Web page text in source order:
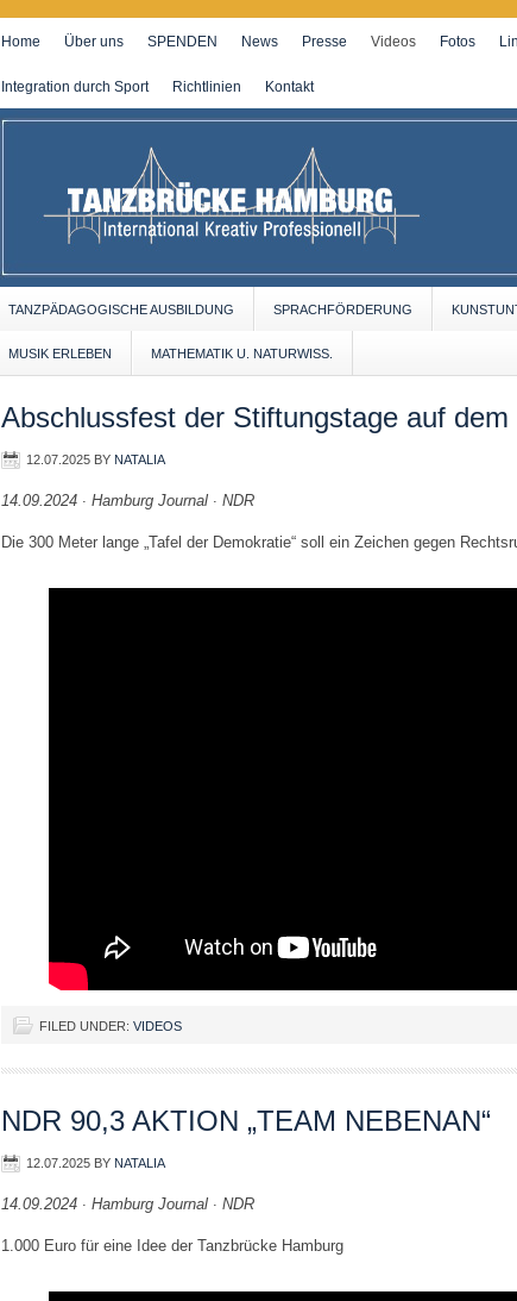
Home Über uns SPENDEN News Presse Videos Fotos
Integration durch Sport Richtlinien Kontakt
TANZPÄDAGOGISCHE AUSBILDUNG SPRACHFÖRDERUNG
MUSIK ERLEBEN MATHEMATIK U. NATURWISS.
Abschlussfest der Stiftungstage auf
12.07.2025 BY NATALIA
14.09.2024 ∙ Hamburg Journal ∙ NDR
Die 300 Meter lange „Tafel der Demokratie“ soll ein Zeichen gegen
FILED UNDER: VIDEOS
NDR 90,3 AKTION „TEAM NEBENAN“
12.07.2025 BY NATALIA
14.09.2024 ∙ Hamburg Journal ∙ NDR
1.000 Euro für eine Idee der Tanzbrücke Hamburg